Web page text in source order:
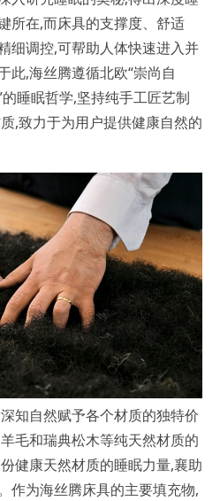
所在,而床具的支撑度、舒适
细调控,可帮助人体快速进入并
此,海丝腾遵循北欧“崇尚自
睡眠哲学,坚持纯手工匠艺制
,致力于为用户提供健康自然的
知自然赋予各个材质的独特价
毛和瑞典松木等纯天然材质的
健康天然材质的睡眠力量,襄助
作为海丝腾床具的主要填充物,